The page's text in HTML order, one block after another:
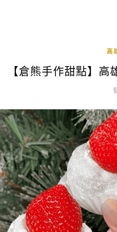
高
【倉熊手作甜點】